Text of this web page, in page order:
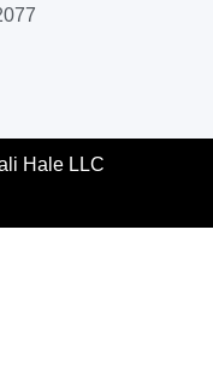
Hale LLC